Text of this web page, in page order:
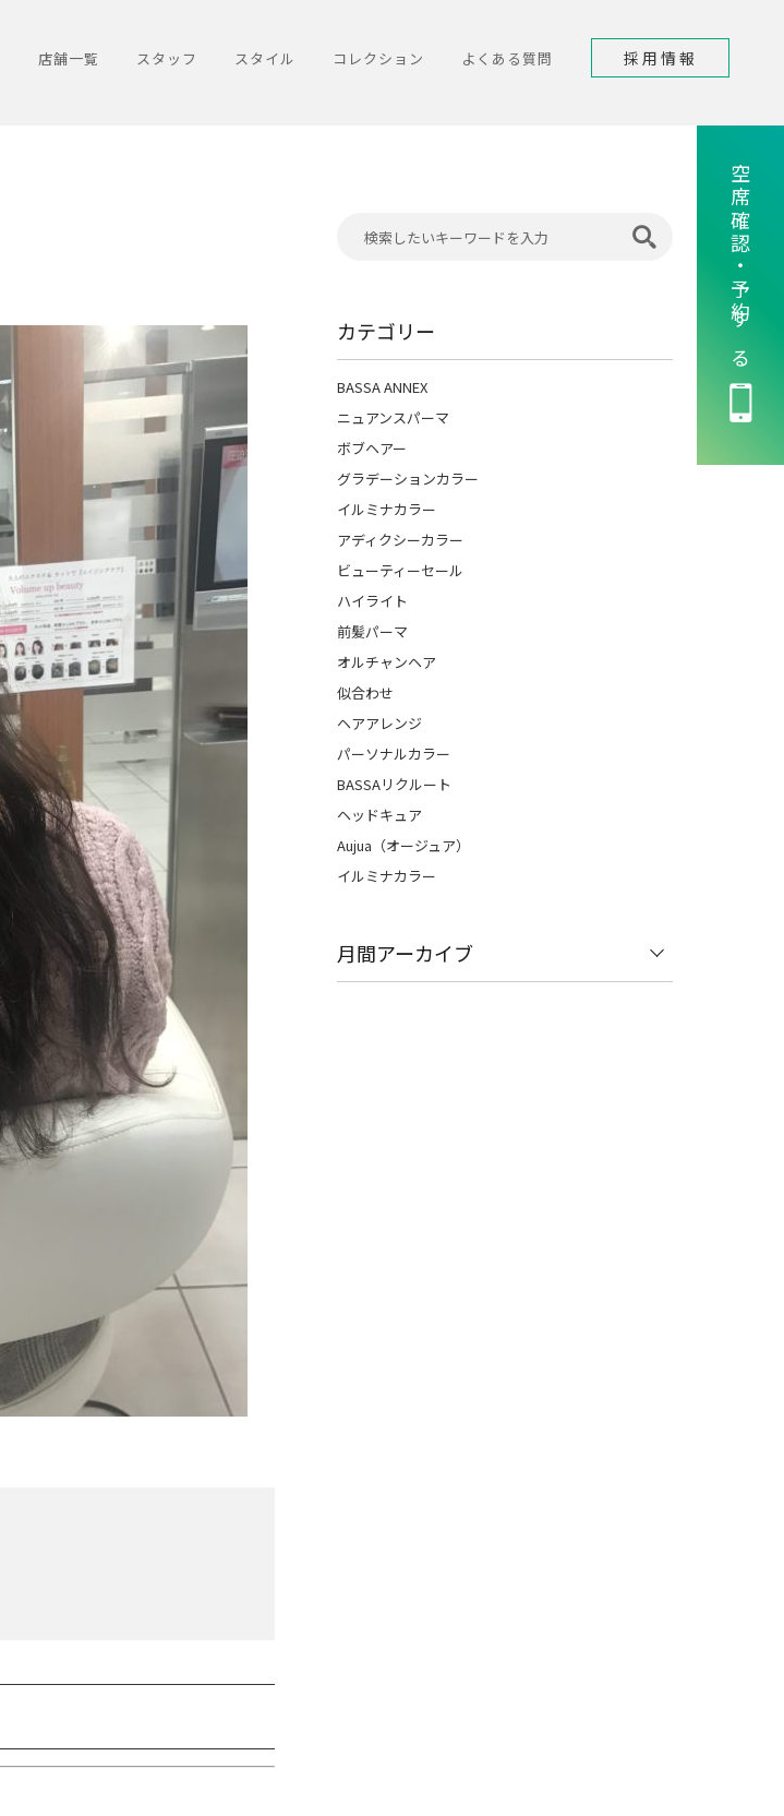
店舗一覧 スタッフ スタイル コレクション よくある質問 採用情報
カテゴリー
BASSA ANNEX
ニュアンスパーマ
ボブヘアー
グラデーションカラー
イルミナカラー
アディクシーカラー
ビューティーセール
ハイライト
前髪パーマ
オルチャンヘア
似合わせ
ヘアアレンジ
パーソナルカラー
BASSAリクルート
ヘッドキュア
Aujua（オージュア）
イルミナカラー
月間アーカイブ
空席確認・予約する